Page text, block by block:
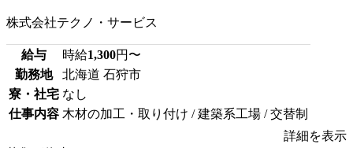
株式会社テクノ・サービス
給与 時給1,300円〜
勤務地
北海道 石狩市
寮・社宅 なし
仕事内容 木材の加工・取り付け / 建築系工場 / 交替制
詳細を表示